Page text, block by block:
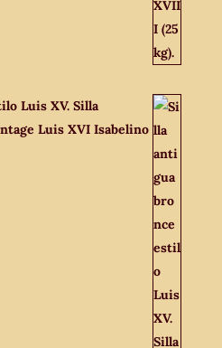
Luis XV. Silla
Luis XVI Isabelino